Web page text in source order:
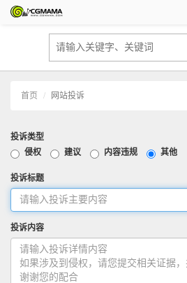
首页 网站投诉
投诉类型
侵权
建议 内容违规 其他
投诉标题
投诉内容